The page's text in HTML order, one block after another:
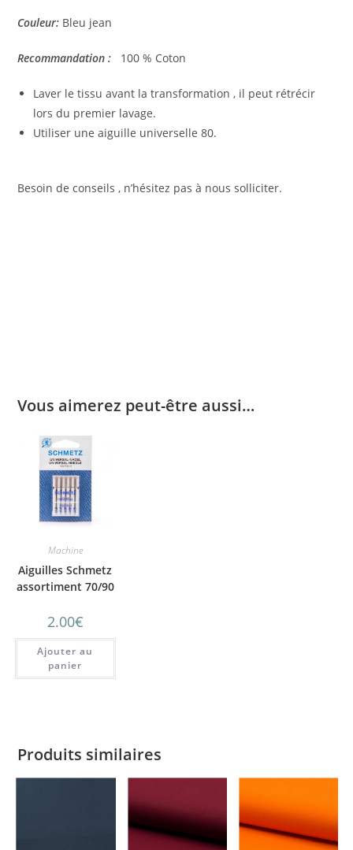
Couleur: Bleu jean
Recommandation : 100 % Coton
Laver le tissu avant la transformation , il peut rétrécir
lors du premier lavage.
Utiliser une aiguille universelle 80.
Besoin de conseils , n’hésitez pas à nous solliciter.
Vous aimerez peut-être aussi…
Machine
Aiguilles Schmetz
assortiment 70/90
2.00€
Ajouter au
panier
Produits similaires